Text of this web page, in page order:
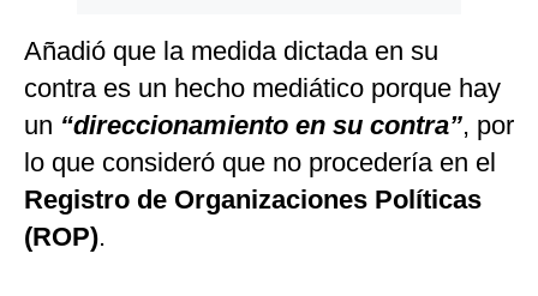
Añadió que la medida dictada en su
contra es un hecho mediático porque hay
un “direccionamiento en su contra”, por
lo que consideró que no procedería en el
Registro de Organizaciones Políticas
(ROP).